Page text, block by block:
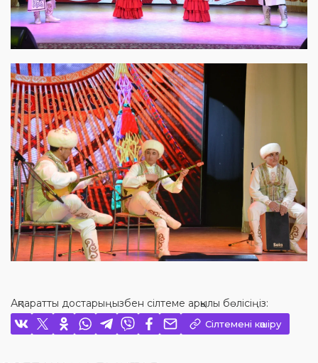
Ақпаратты достарыңызбен сілтеме арқылы бөлісіңіз:
Сілтемені көшіру